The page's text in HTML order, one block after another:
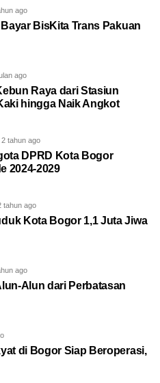
ago
BisKita Trans Pakuan
ago
Raya dari Stasiun
hingga Naik Angkot
2 tahun ago
DPRD Kota Bogor
2024-2029
tahun ago
Kota Bogor 1,1 Juta Jiwa
ago
Alun dari Perbatasan
di Bogor Siap Beroperasi,